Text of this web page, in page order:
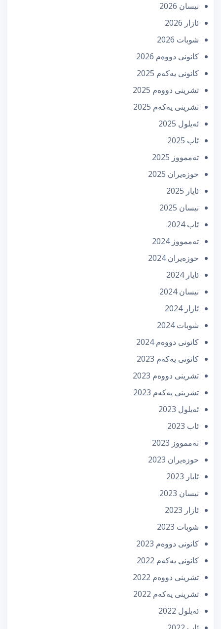
نیسان 2026
ئازار 2026
شوبات 2026
كانونی دووه‌م 2026
كانونی یه‌كه‌م 2025
تشرینی دووه‌م 2025
تشرینی یه‌كه‌م 2025
ئه‌یلول 2025
ئاب 2025
تەممووز 2025
حوزه‌یران 2025
ئایار 2025
نیسان 2025
ئاب 2024
تەممووز 2024
حوزه‌یران 2024
ئایار 2024
نیسان 2024
ئازار 2024
شوبات 2024
كانونی دووه‌م 2024
كانونی یه‌كه‌م 2023
تشرینی دووه‌م 2023
تشرینی یه‌كه‌م 2023
ئه‌یلول 2023
ئاب 2023
تەممووز 2023
حوزه‌یران 2023
ئایار 2023
نیسان 2023
ئازار 2023
شوبات 2023
كانونی دووه‌م 2023
كانونی یه‌كه‌م 2022
تشرینی دووه‌م 2022
تشرینی یه‌كه‌م 2022
ئه‌یلول 2022